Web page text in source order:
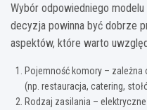
Wybór odpowiedniego
decyzja powinna być dobrze
aspektów, które warto
Pojemność komory –
(np. restauracja, catering,
Rodzaj zasilania –